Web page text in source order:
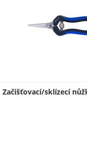
Začišťovací/sklízecí